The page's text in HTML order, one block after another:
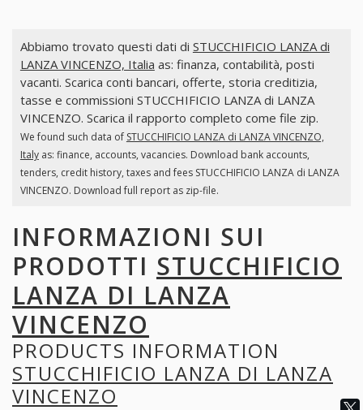
Abbiamo trovato questi dati di STUCCHIFICIO LANZA di
LANZA VINCENZO, Italia as: finanza, contabilità, posti
vacanti. Scarica conti bancari, offerte, storia creditizia,
tasse e commissioni STUCCHIFICIO LANZA di LANZA
VINCENZO. Scarica il rapporto completo come file zip.
We found such data of STUCCHIFICIO LANZA di LANZA VINCENZO,
Italyas: finance, accounts, vacancies. Download bank accounts,
tenders, credit history, taxes and fees STUCCHIFICIO LANZA di LANZA
VINCENZO. Download full report as zip-file.
INFORMAZIONI SUI
PRODOTTI STUCCHIFICIO
LANZA DI LANZA
VINCENZO
PRODUCTS INFORMATION
STUCCHIFICIO LANZA DI LANZA
VINCENZO